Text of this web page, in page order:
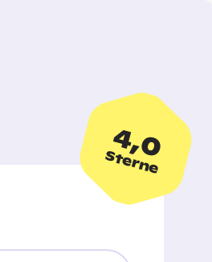
4,0
Sterne